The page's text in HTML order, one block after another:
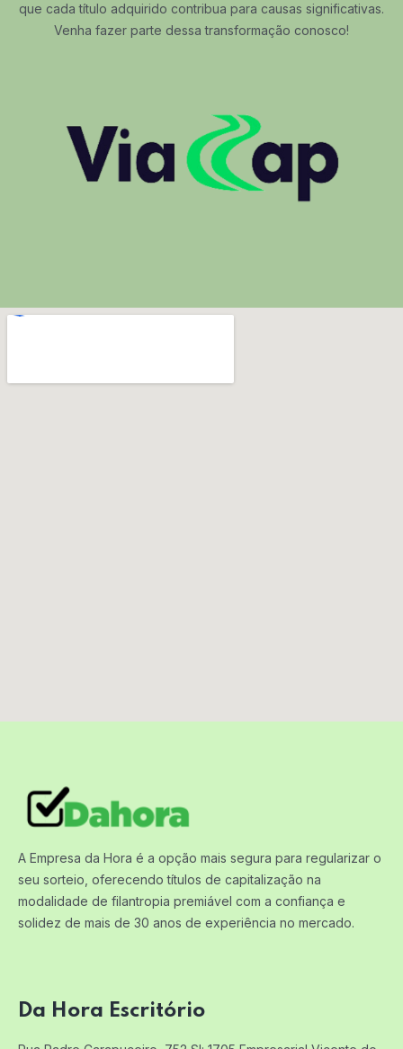
que cada título adquirido contribua para causas significativas.
Venha fazer parte dessa transformação conosco!
A Empresa da Hora é a opção mais segura para regularizar o
seu sorteio, oferecendo títulos de capitalização na
modalidade de filantropia premiável com a confiança e
solidez de mais de 30 anos de experiência no mercado.
Da Hora Escritório